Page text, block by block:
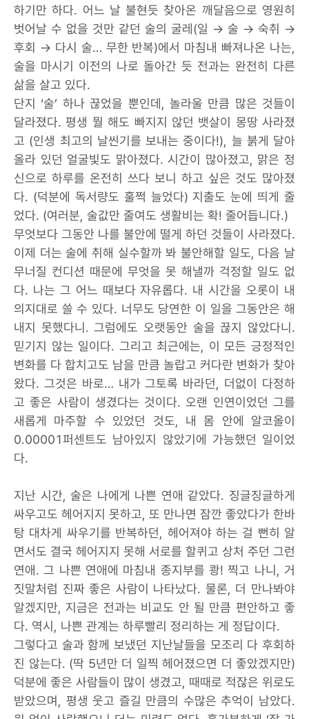
하기만 하다. 어느 날 불현듯 찾아온 깨달음으로 영원히
벗어날 수 없을 것만 같던 술의 굴레(일 → 술 → 숙취 →
후회 → 다시 술… 무한 반복)에서 마침내 빠져나온 나는,
술을 마시기 이전의 나로 돌아간 듯 전과는 완전히 다른
삶을 살고 있다.
단지 ‘술’ 하나 끊었을 뿐인데, 놀라울 만큼 많은 것들이
달라졌다. 평생 뭘 해도 빠지지 않던 뱃살이 몽땅 사라졌
고 (인생 최고의 날씬기를 보내는 중이다!), 늘 붉게 달아
올라 있던 얼굴빛도 맑아졌다. 시간이 많아졌고, 맑은 정
신으로 하루를 온전히 쓰다 보니 하고 싶은 것도 많아졌
다. (덕분에 독서량도 훌쩍 늘었다) 지출도 눈에 띄게 줄
었다. (여러분, 술값만 줄여도 생활비는 확! 줄어듭니다.)
무엇보다 그동안 나를 불안에 떨게 하던 것들이 사라졌다.
이제 더는 술에 취해 실수할까 봐 불안해할 일도, 다음 날
무너질 컨디션 때문에 무엇을 못 해낼까 걱정할 일도 없
다. 나는 그 어느 때보다 자유롭다. 내 시간을 오롯이 내
의지대로 쓸 수 있다. 너무도 당연한 이 일을 그동안은 해
내지 못했다니. 그럼에도 오랫동안 술을 끊지 않았다니.
믿기지 않는 일이다. 그리고 최근에는, 이 모든 긍정적인
변화를 다 합치고도 남을 만큼 놀랍고 커다란 변화가 찾아
왔다. 그것은 바로… 내가 그토록 바라던, 더없이 다정하
고 좋은 사람이 생겼다는 것이다. 오랜 인연이었던 그를
새롭게 마주할 수 있었던 것도, 내 몸 안에 알코올이
0.00001퍼센트도 남아있지 않았기에 가능했던 일이었
다.
지난 시간, 술은 나에게 나쁜 연애 같았다. 징글징글하게
싸우고도 헤어지지 못하고, 또 만나면 잠깐 좋았다가 한바
탕 대차게 싸우기를 반복하던, 헤어져야 하는 걸 뻔히 알
면서도 결국 헤어지지 못해 서로를 할퀴고 상처 주던 그런
연애. 그 나쁜 연애에 마침내 종지부를 쾅! 찍고 나니, 거
짓말처럼 진짜 좋은 사람이 나타났다. 물론, 더 만나봐야
알겠지만, 지금은 전과는 비교도 안 될 만큼 편안하고 좋
다. 역시, 나쁜 관계는 하루빨리 정리하는 게 정답이다.
그렇다고 술과 함께 보냈던 지난날들을 모조리 다 후회하
진 않는다. (딱 5년만 더 일찍 헤어졌으면 더 좋았겠지만)
덕분에 좋은 사람들이 많이 생겼고, 때때로 적잖은 위로도
받았으며, 평생 웃고 즐길 만큼의 수많은 추억이 남았다.